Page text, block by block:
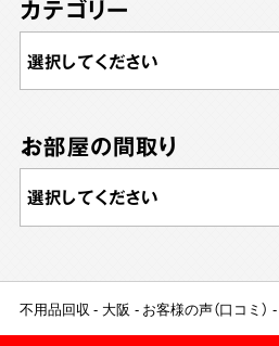
カテゴリー
お部屋の間取り
不用品回収 大阪 お客様の声（口コミ）